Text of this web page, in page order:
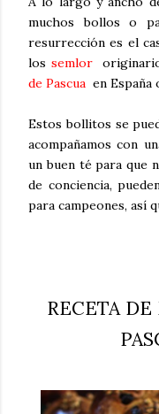
muchos bollos o
resurrección es el
los semlor
de Pascua en España
Estos bollitos se
acompañamos con
un buen té para que
de conciencia,
para campeones, así
RECETA DE